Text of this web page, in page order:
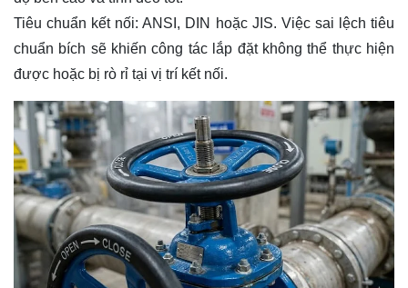
Tiêu chuẩn kết nối: ANSI, DIN
hoặc JIS. Việc sai lệch tiêu
chuẩn bích sẽ khiến công tác lắp đặt không thể thực hiện
được hoặc bị rò rỉ tại vị trí kết nối.